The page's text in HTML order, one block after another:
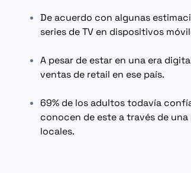
De acuerdo con algunas
series de TV en dispositivos
A pesar de estar en una era
ventas de retail en ese país.
69% de los adultos todavía
conocen de este a través de
locales.